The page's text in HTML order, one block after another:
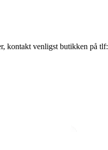
kontakt venligst butikken på tlf: